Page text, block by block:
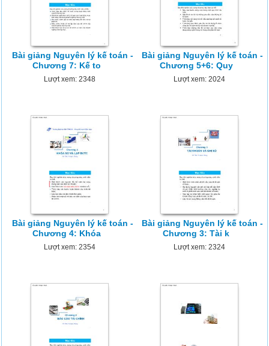
Bài giảng Nguyên lý kế toán -
Chương 7: Kế to
Lượt xem: 2348
Bài giảng Nguyên lý kế toán -
Chương 5+6: Quy
Lượt xem: 2024
Bài giảng Nguyên lý kế toán -
Chương 4: Khóa
Lượt xem: 2354
Bài giảng Nguyên lý kế toán -
Chương 3: Tài k
Lượt xem: 2324